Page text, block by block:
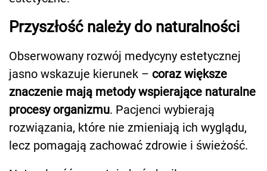
Przyszłość należy do naturalności
Obserwowany rozwój medycyny estetycznej
jasno wskazuje kierunek – coraz większe
znaczenie mają metody wspierające naturalne
procesy organizmu. Pacjenci wybierają
rozwiązania, które nie zmieniają ich wyglądu,
lecz pomagają zachować zdrowie i świeżość.